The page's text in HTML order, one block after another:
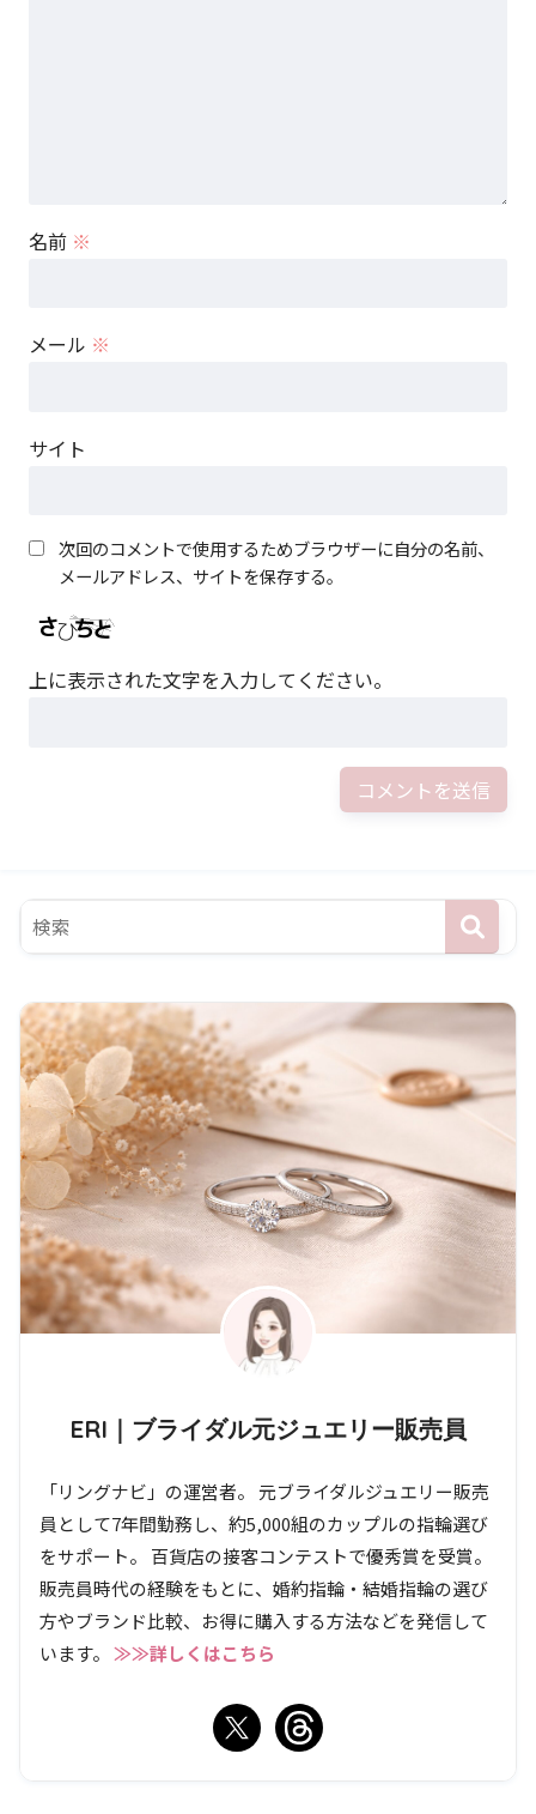
名前 ※
メール ※
サイト
次回のコメントで使用するためブラウザーに自分の名前、
メールアドレス、サイトを保存する。
上に表示された文字を入力してください。
ERI｜ブライダル元ジュエリー販売員
「リングナビ」の運営者。 元ブライダルジュエリー販売
員として7年間勤務し、約5,000組のカップルの指輪選び
をサポート。 百貨店の接客コンテストで優秀賞を受賞。
販売員時代の経験をもとに、婚約指輪・結婚指輪の選び
方やブランド比較、お得に購入する方法などを発信して
います。 ≫≫詳しくはこちら